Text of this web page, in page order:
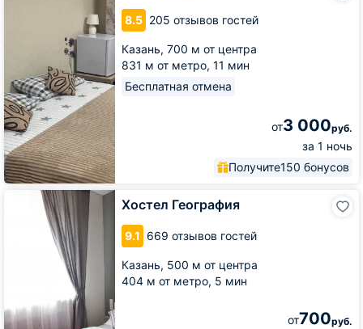
8.5 205 отзывов гостей
Казань, 700 м от центра
831 м от метро, 11 мин
Бесплатная отмена
от3 000руб.
за 1 ночь
Получите150 бонусов
Хостел География
9.1 669 отзывов гостей
Казань, 500 м от центра
404 м от метро, 5 мин
от700руб.
География